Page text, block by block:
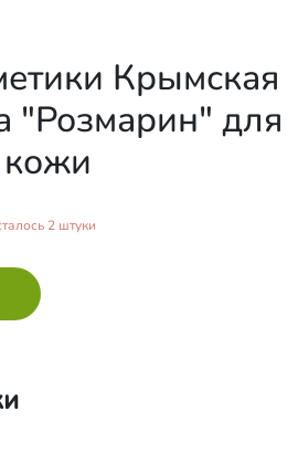
Крымская
"Розмарин" для
кожи
2 штуки